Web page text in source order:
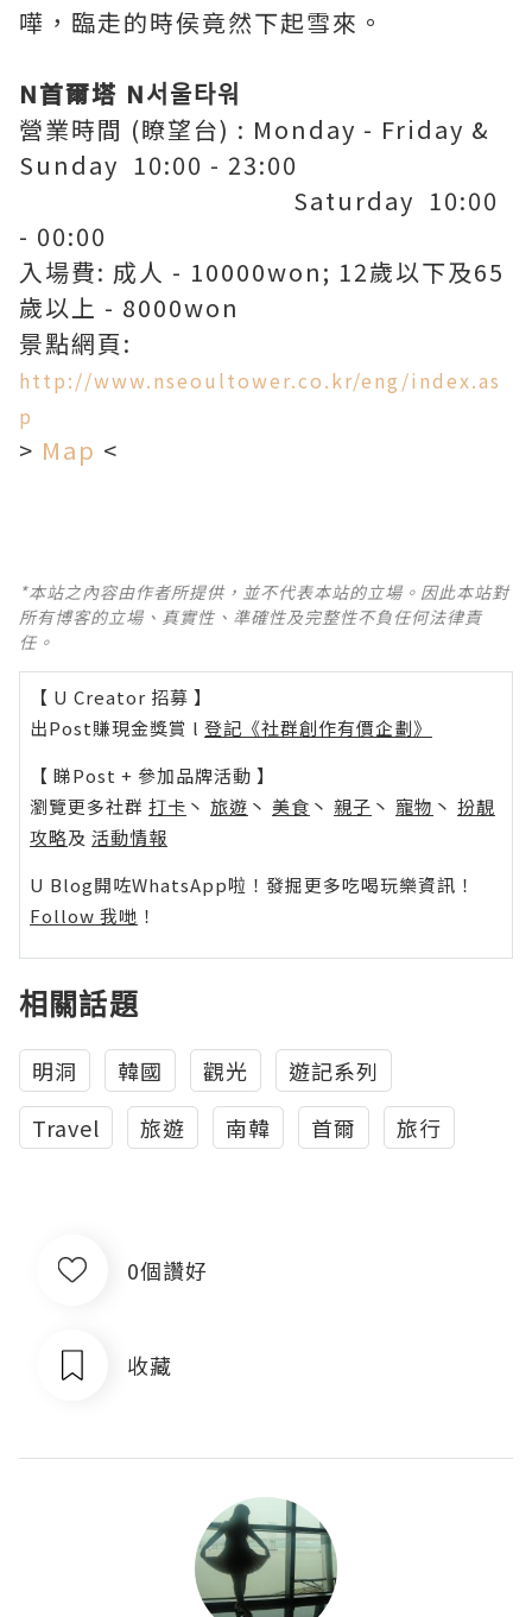
嘩，臨走的時侯竟然下起雪來。
N首爾塔 N서울타워
營業時間 (瞭望台) : Monday - Friday &
Sunday 10:00 - 23:00
Saturday 10:00
- 00:00
入場費: 成人 - 10000won; 12歲以下及65
歲以上 - 8000won
景點網頁:
http://www.nseoultower.co.kr/eng/index.as
p
> Map <
*本站之內容由作者所提供，並不代表本站的立場。因此本站對
所有博客的立場、真實性、準確性及完整性不負任何法律責
任。
【 U Creator 招募 】
出Post賺現金獎賞 l 登記《社群創作有價企劃》
【 睇Post + 參加品牌活動 】
瀏覽更多社群 打卡 丶 旅遊 丶 美食 丶 親子 丶 寵物 丶 扮靚
攻略及 活動情報
U Blog開咗WhatsApp啦！發掘更多吃喝玩樂資訊！
Follow 我哋 ！
相關話題
明洞 韓國 觀光
遊記系列
Travel
旅遊 南韓 首爾 旅行
0個讚好
收藏